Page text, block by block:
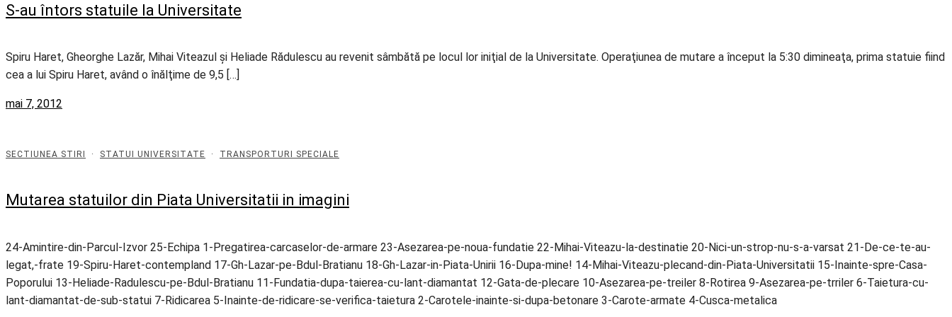
S-au întors statuile la Universitate
Spiru Haret, Gheorghe Lazăr, Mihai Viteazul şi Heliade Rădulescu au revenit sâmbătă pe locul lor iniţial de la Universitate. Operaţiunea de mutare a început la 5:30 dimineaţa, prima statuie fiind
cea a lui Spiru Haret, având o înălţime de 9,5 […]
mai 7, 2012
SECTIUNEA STIRI · STATUI UNIVERSITATE · TRANSPORTURI SPECIALE
Mutarea statuilor din Piata Universitatii in imagini
24-Amintire-din-Parcul-Izvor 25-Echipa 1-Pregatirea-carcaselor-de-armare 23-Asezarea-pe-noua-fundatie 22-Mihai-Viteazu-la-destinatie 20-Nici-un-strop-nu-s-a-varsat 21-De-ce-te-au-
legat,-frate 19-Spiru-Haret-contempland 17-Gh-Lazar-pe-Bdul-Bratianu 18-Gh-Lazar-in-Piata-Unirii 16-Dupa-mine! 14-Mihai-Viteazu-plecand-din-Piata-Universitatii 15-Inainte-spre-Casa-
Poporului 13-Heliade-Radulescu-pe-Bdul-Bratianu 11-Fundatia-dupa-taierea-cu-lant-diamantat 12-Gata-de-plecare 10-Asezarea-pe-treiler 8-Rotirea 9-Asezarea-pe-trriler 6-Taietura-cu-
lant-diamantat-de-sub-statui 7-Ridicarea 5-Inainte-de-ridicare-se-verifica-taietura 2-Carotele-inainte-si-dupa-betonare 3-Carote-armate 4-Cusca-metalica